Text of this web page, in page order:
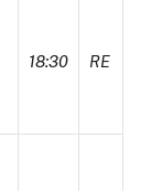
18:30 RE